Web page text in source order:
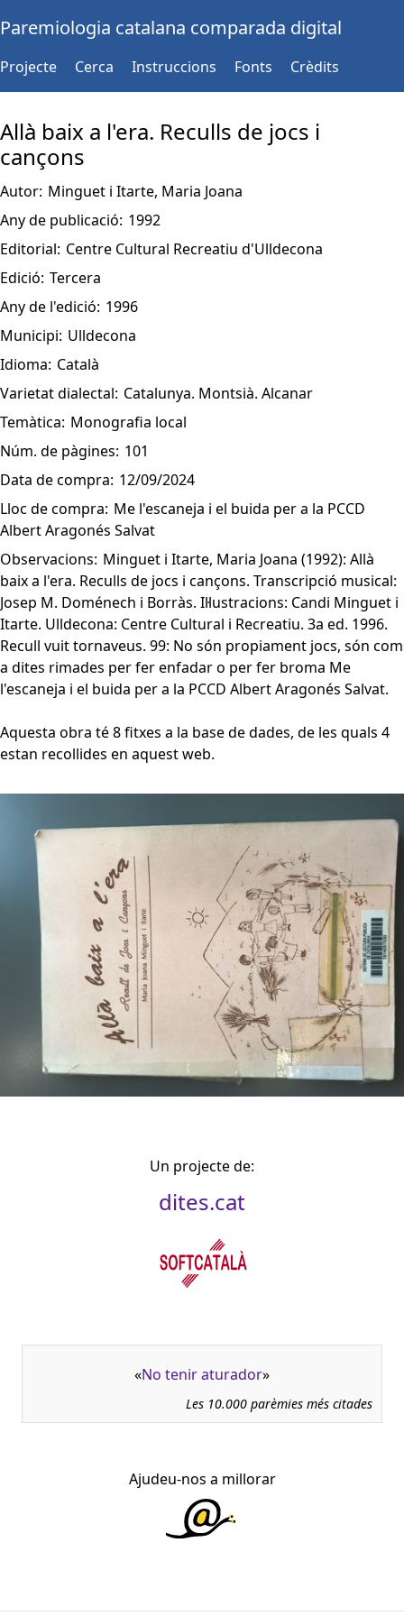
Paremiologia catalana comparada digital
Projecte Cerca Instruccions Fonts Crèdits
Allà baix a l'era. Reculls de jocs i
cançons
Autor: Minguet i Itarte, Maria Joana
Any de publicació: 1992
Editorial: Centre Cultural Recreatiu d'Ulldecona
Edició: Tercera
Any de l'edició: 1996
Municipi: Ulldecona
Idioma: Català
Varietat dialectal: Catalunya. Montsià. Alcanar
Temàtica: Monografia local
Núm. de pàgines: 101
Data de compra: 12/09/2024
Lloc de compra: Me l'escaneja i el buida per a la PCCD
Albert Aragonés Salvat
Observacions: Minguet i Itarte, Maria Joana (1992): Allà
baix a l'era. Reculls de jocs i cançons. Transcripció musical:
Josep M. Doménech i Borràs. Il·lustracions: Candi Minguet i
Itarte. Ulldecona: Centre Cultural i Recreatiu. 3a ed. 1996.
Recull vuit tornaveus. 99: No són propiament jocs, són com
a dites rimades per fer enfadar o per fer broma Me
l'escaneja i el buida per a la PCCD Albert Aragonés Salvat.
Aquesta obra té 8 fitxes a la base de dades, de les quals 4
estan recollides en aquest web.
Un projecte de:
dites.cat
«No tenir aturador»
Les 10.000 parèmies més citades
Ajudeu-nos a millorar